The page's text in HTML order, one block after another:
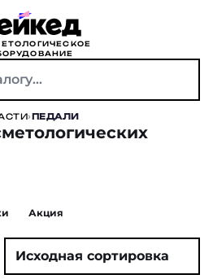
›ПЕДАЛИ
Акция